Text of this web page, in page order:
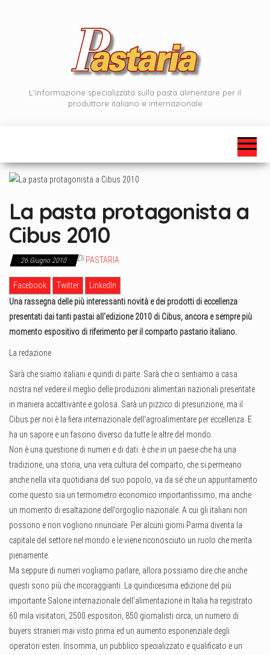
L'informazione specializzata sulla pasta alimentare per il
produttore italiano e internazionale
La pasta protagonista a
Cibus 2010
26 Giugno 2010 Di PASTARIA
Facebook Twitter
LinkedIn
Una rassegna delle più interessanti novità e dei prodotti di eccellenza
presentati dai tanti pastai all’edizione 2010 di Cibus, ancora e sempre più
momento espositivo di riferimento per il comparto pastario italiano.
La redazione
Sarà che siamo italiani e quindi di parte. Sarà che ci sentiamo a casa
nostra nel vedere il meglio delle produzioni alimentari nazionali presentate
in maniera accattivante e golosa. Sarà un pizzico di presunzione, ma il
Cibus per noi è la fiera internazionale dell’agroalimentare per eccellenza. E
ha un sapore e un fascino diverso da tutte le altre del mondo.
Non è una questione di numeri e di dati. è che in un paese che ha una
tradizione, una storia, una vera cultura del comparto, che si permeano
anche nella vita quotidiana del suo popolo, va da sé che un appuntamento
come questo sia un termometro economico importantissimo, ma anche
un momento di esaltazione dell’orgoglio nazionale. A cui gli italiani non
possono e non vogliono rinunciare. Per alcuni giorni Parma diventa la
capitale del settore nel mondo e le viene riconosciuto un ruolo che merita
pienamente.
Ma seppure di numeri vogliamo parlare, allora possiamo dire che anche
questi sono più che incoraggianti.
La quindicesima edizione del più
importante Salone internazionale dell’alimentazione in Italia ha registrato
60 mila visitatori, 2500 espositori, 850 giornalisti circa, un numero di
buyers stranieri mai visto prima ed un aumento esponenziale degli
operatori esteri. Insomma, un pubblico specializzato e qualificato e un